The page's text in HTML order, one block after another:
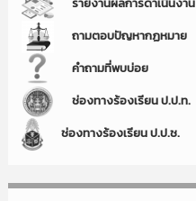
ถามตอบปัญหากฏหมาย
คำถามที่พบบ่อย
ช่องทางร้องเรียน ป.ป.ท.
ช่องทางร้องเรียน ป.ป.ช.